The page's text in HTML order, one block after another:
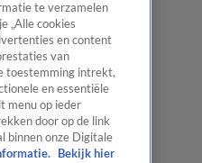
te verzamelen
„Alle cookies
en content
van
toestemming intrekt,
en essentiële
menu op ieder
door op de link
binnen onze Digitale
Bekijk hier